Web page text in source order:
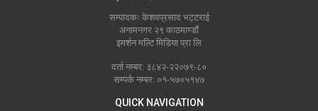
सम्पादकः केशवप्रसाद भट्टराई
अनामनगर २९ काठमाण्डौं
इमर्शन मल्टि मिडिया प्रा लि
दर्ता नम्बर: ३८४२-२२०७९-८०
सम्पर्क नम्बर: ०१-५७०५१४७
QUICK NAVIGATION